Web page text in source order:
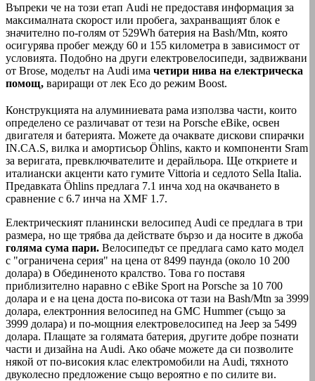
Въпреки че на този етап Audi не предоставя информация за
максималната скорост или пробега, захранващият блок е
значително по-голям от 529Wh батерия на Bash/Mtn, която
осигурява пробег между 60 и 155 километра в зависимост от
условията. Подобно на други електровелосипеди, задвижвани
от Brose, моделът на Audi има четири нива на електрическа
помощ, вариращи от лек Eco до режим Boost.
Конструкцията на алуминиевата рама използва части, които
определено се различават от тези на Porsche eBike, освен
двигателя и батерията. Можете да очаквате дискови спирачки
IN.CA.S, вилка и амортисьор Öhlins, както и компоненти Sram
за веригата, превключвателите и дерайльора. Ще откриете и
италиански акценти като гумите Vittoria и седлото Sella Italia.
Предавката Öhlins предлага 7.1 инча ход на окачването в
сравнение с 6.7 инча на XMF 1.7.
Електрическият планински велосипед Audi се предлага в три
размера, но ще трябва да действате бързо и да носите в джоба
голяма сума пари. Велосипедът се предлага само като модел
с "ограничена серия" на цена от 8499 паунда (около 10 200
долара) в Обединеното кралство. Това го поставя
приблизително наравно с eBike Sport на Porsche за 10 700
долара и е на цена доста по-висока от тази на Bash/Mtn за 3999
долара, електронния велосипед на GMC Hummer (също за
3999 долара) и по-мощния електровелосипед на Jeep за 5499
долара. Плащате за голямата батерия, другите добре познати
части и дизайна на Audi. Ако обаче можете да си позволите
някой от по-високия клас електромобили на Audi, тяхното
двуколесно предложение също вероятно е по силите ви.